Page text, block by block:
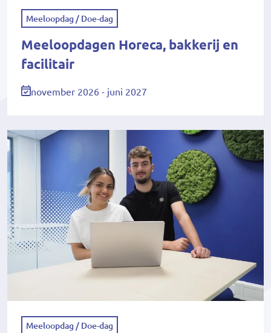
Meeloopdag / Doe-dag
Meeloopdagen Horeca, bakkerij en
facilitair
november 2026 - juni 2027
Meeloopdag / Doe-dag